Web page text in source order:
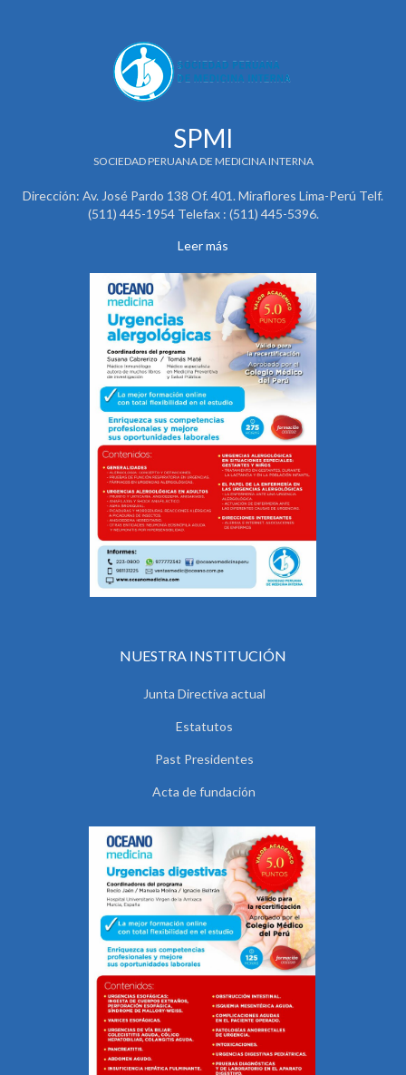
SPMI
SOCIEDAD PERUANA DE MEDICINA INTERNA
Dirección: Av. José Pardo 138 Of. 401. Miraflores Lima-Perú Telf.
(511) 445-1954 Telefax : (511) 445-5396.
Leer más
NUESTRA INSTITUCIÓN
Junta Directiva actual
Estatutos
Past Presidentes
Acta de fundación